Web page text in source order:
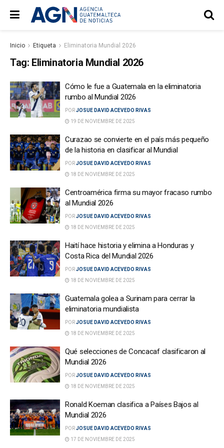
Inicio Etiqueta Eliminatoria Mundial 2026
Tag: Eliminatoria Mundial 2026
Cómo le fue a Guatemala en la eliminatoria
rumbo al Mundial 2026
PORJOSUE DAVID ACEVEDO RIVAS
19 DE NOVIEMBRE DE 2025
Curazao se convierte en el país más pequeño
de la historia en clasificar al Mundial
PORJOSUE DAVID ACEVEDO RIVAS
18 DE NOVIEMBRE DE 2025
Centroamérica firma su mayor fracaso rumbo
al Mundial 2026
PORJOSUE DAVID ACEVEDO RIVAS
18 DE NOVIEMBRE DE 2025
Haití hace historia y elimina a Honduras y
Costa Rica del Mundial 2026
PORJOSUE DAVID ACEVEDO RIVAS
18 DE NOVIEMBRE DE 2025
Guatemala golea a Surinam para cerrar la
eliminatoria mundialista
PORJOSUE DAVID ACEVEDO RIVAS
18 DE NOVIEMBRE DE 2025
Qué selecciones de Concacaf clasificaron al
Mundial 2026
PORJOSUE DAVID ACEVEDO RIVAS
18 DE NOVIEMBRE DE 2025
Ronald Koeman clasifica a Países Bajos al
Mundial 2026
PORJOSUE DAVID ACEVEDO RIVAS
17 DE NOVIEMBRE DE 2025